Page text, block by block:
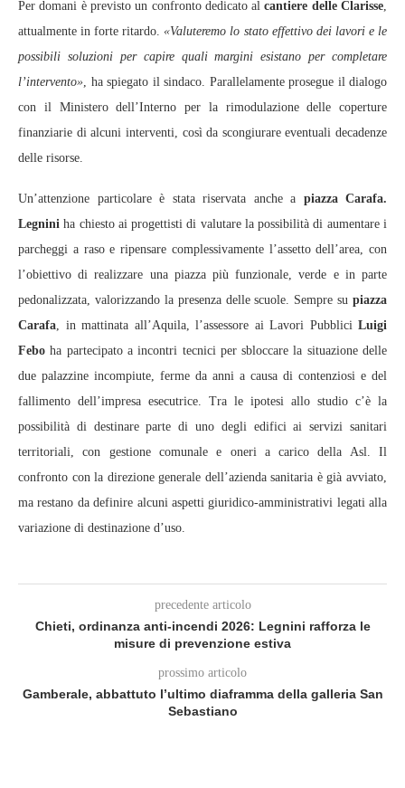
Per domani è previsto un confronto dedicato alcantiere delle Clarisse
attualmente in forte ritardo.«Valuteremo lo stato effettivo dei lavori e le
possibili soluzioni per capire quali margini esistano per completare
l’intervento» , ha spiegato il sindaco. Parallelamente prosegue il dialogo
con il Ministero dell’Interno per la rimodulazione delle coperture
finanziarie di alcuni interventi, così da scongiurare eventuali decadenze
delle risorse.
Un’attenzione particolare è stata riservata anche a piazza Carafa.
Legnini ha chiesto ai progettisti di valutare la possibilità di aumentare i
parcheggi a raso e ripensare complessivamente l’assetto dell’area, con
l’obiettivo di realizzare una piazza più funzionale, verde e in parte
pedonalizzata, valorizzando la presenza delle scuole. Sempre su piazza
Carafa , in mattinata all’Aquila, l’assessore ai Lavori Pubblici Luigi
Febo ha partecipato a incontri tecnici per sbloccare la situazione delle
due palazzine incompiute, ferme da anni a causa di contenziosi e del
fallimento dell’impresa esecutrice. Tra le ipotesi allo studio c’è la
possibilità di destinare parte di uno degli edifici ai servizi sanitari
territoriali, con gestione comunale e oneri a carico della Asl. Il
confronto con la direzione generale dell’azienda sanitaria è già avviato,
ma restano da definire alcuni aspetti giuridico-amministrativi legati alla
variazione di destinazione d’uso.
precedente articolo
Chieti, ordinanza anti-incendi 2026: Legnini rafforza le
misure di prevenzione estiva
prossimo articolo
Gamberale, abbattuto l’ultimo diaframma della galleria San
Sebastiano